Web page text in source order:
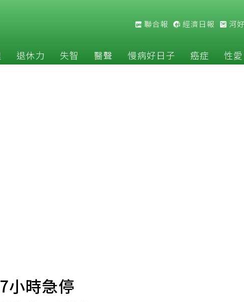
聯合報 經濟日報 河
退休力 失智 醫聲 慢病好日子 癌症 性愛
小時急停